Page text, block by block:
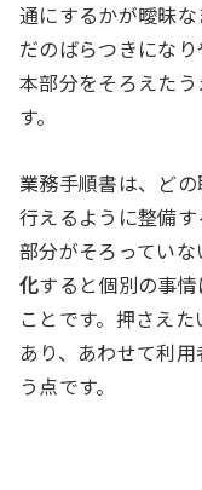
通にするかが曖昧
だのばらつきにな
本部分をそろえた
す。
業務手順書は、ど
行えるように整備
部分がそろってい
化すると個別の事
ことです。押さえ
あり、あわせて利
う点です。